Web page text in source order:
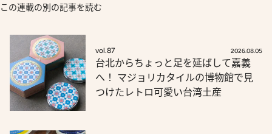
この連載の別の記事を読む
vol.87 2026.08.05
台北からちょっと足を延ばして嘉義
へ！ マジョリカタイルの博物館で見
つけたレトロ可愛い台湾土産